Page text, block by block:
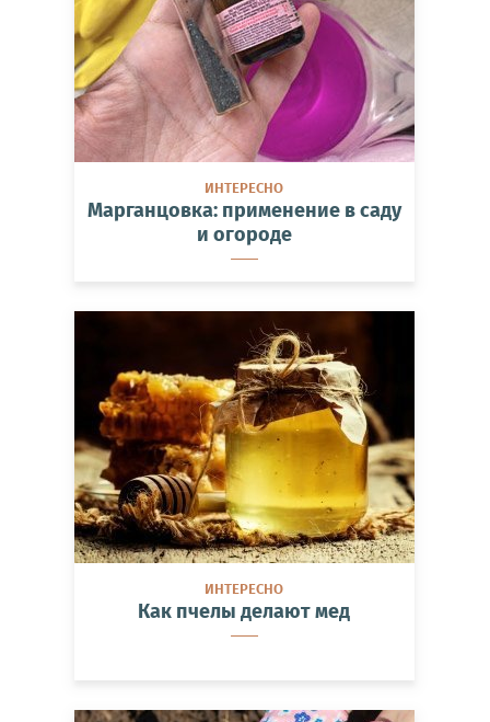
ИНТЕРЕСНО
Марганцовка: применение в саду
и огороде
ИНТЕРЕСНО
Как пчелы делают мед